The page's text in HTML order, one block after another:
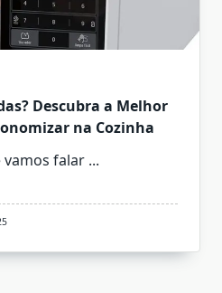
Descubra a Melhor
na Cozinha
vamos falar ...